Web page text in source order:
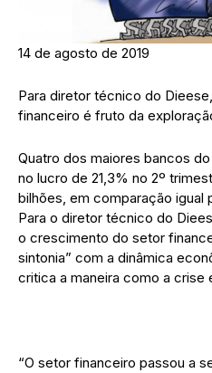
14 de agosto de 2019
Para diretor técnico do
financeiro é fruto da
Quatro dos maiores bancos
no lucro de 21,3% no 2º
bilhões, em comparação igual
Para o diretor técnico do
o crescimento do setor
sintonia” com a dinâmica
critica a maneira como a crise
“O setor financeiro passou a